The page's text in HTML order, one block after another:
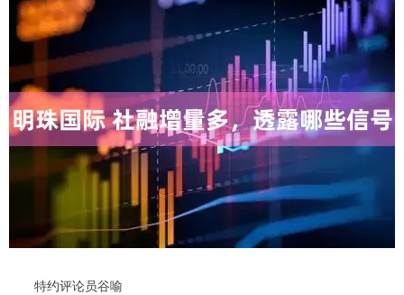
特约评论员谷喻